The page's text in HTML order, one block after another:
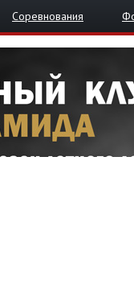
Соревнования